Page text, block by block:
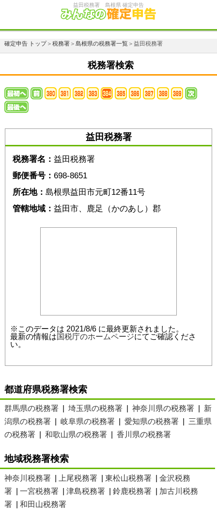
益田税務署 島根県 確定申告
確定申告 トップ＞ 税務署＞ 島根県の税務署一覧＞益田税務署
税務署検索
益田税務署
税務署名： 益田税務署
郵便番号： 698-8651
所在地： 島根県益田市元町12番11号
管轄地域： 益田市、鹿足（かのあし）郡
※このデータは 2021/8/6 に最終更新されました。
最新の情報は国税庁のホームページにてご確認くださ
い。
都道府県税務署検索
群馬県の税務署| 埼玉県の税務署| 神奈川県の税務署| 新
潟県の税務署| 岐阜県の税務署| 愛知県の税務署| 三重県
の税務署| 和歌山県の税務署| 香川県の税務署
地域税務署検索
神奈川税務署| 上尾税務署| 東松山税務署| 金沢税務
署| 一宮税務署| 津島税務署| 鈴鹿税務署| 加古川税務
署| 和田山税務署